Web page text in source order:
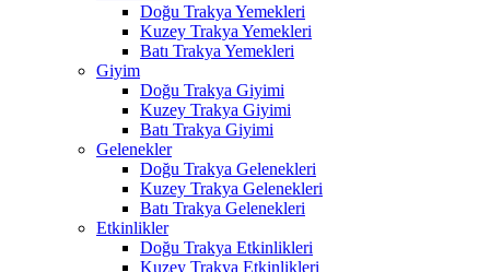
Doğu Trakya Yemekleri
Kuzey Trakya Yemekleri
Batı Trakya Yemekleri
Giyim
Doğu Trakya Giyimi
Kuzey Trakya Giyimi
Batı Trakya Giyimi
Gelenekler
Doğu Trakya Gelenekleri
Kuzey Trakya Gelenekleri
Batı Trakya Gelenekleri
Etkinlikler
Doğu Trakya Etkinlikleri
Kuzey Trakya Etkinlikleri